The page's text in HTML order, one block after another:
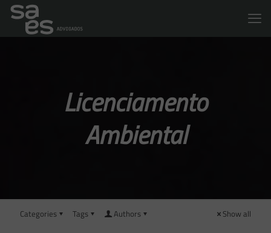
Licenciamento
Ambiental
Categories Tags Authors Show all